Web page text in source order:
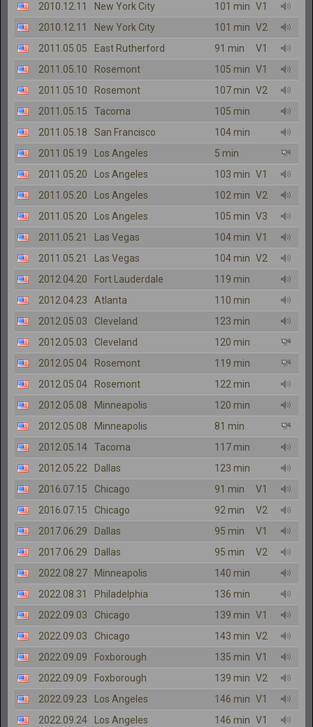
2010.12.11
New York City 101 min V1
2010.12.11
New York City 101 min V2
2011.05.05
East Rutherford 91 min
V1
2011.05.10
Rosemont 105 min V1
2011.05.10
Rosemont 107 min V2
2011.05.15
Tacoma
105 min
2011.05.18
San Francisco
104 min
2011.05.19
Los Angeles
5 min
2011.05.20
Los Angeles 103 min V1
2011.05.20
Los Angeles 102 min V2
2011.05.20
Los Angeles 105 min V3
2011.05.21
Las Vegas 104 min V1
2011.05.21
Las Vegas 104 min V2
2012.04.20
Fort Lauderdale
119 min
2012.04.23
Atlanta
110 min
2012.05.03
Cleveland
123 min
2012.05.03
Cleveland
120 min
2012.05.04
Rosemont
119 min
2012.05.04
Rosemont
122 min
2012.05.08
Minneapolis
120 min
2012.05.08
Minneapolis
81 min
2012.05.14
Tacoma
117 min
2012.05.22
Dallas
123 min
2016.07.15
Chicago 91 min
V1
2016.07.15
Chicago 92 min
V2
2017.06.29
Dallas 95 min
V1
2017.06.29
Dallas 95 min
V2
2022.08.27
Minneapolis
140 min
2022.08.31
Philadelphia
136 min
2022.09.03
Chicago 139 min V1
2022.09.03
Chicago 143 min V2
2022.09.09
Foxborough 135 min V1
2022.09.09
Foxborough 139 min V2
2022.09.23
Los Angeles 146 min V1
2022.09.24
Los Angeles 146 min V1